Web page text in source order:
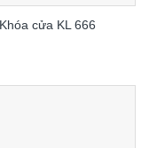
Khóa cửa KL 666